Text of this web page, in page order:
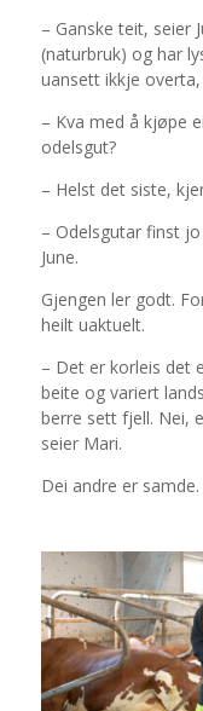
– Ganske teit, seier
(naturbruk) og har
uansett ikkje
– Kva med å kjøpe
odelsgut?
– Helst det siste,
– Odelsgutar finst
June.
Gjengen ler godt.
heilt uaktuelt.
– Det er korleis det
beite og variert
berre sett fjell. Nei,
seier Mari.
Dei andre er